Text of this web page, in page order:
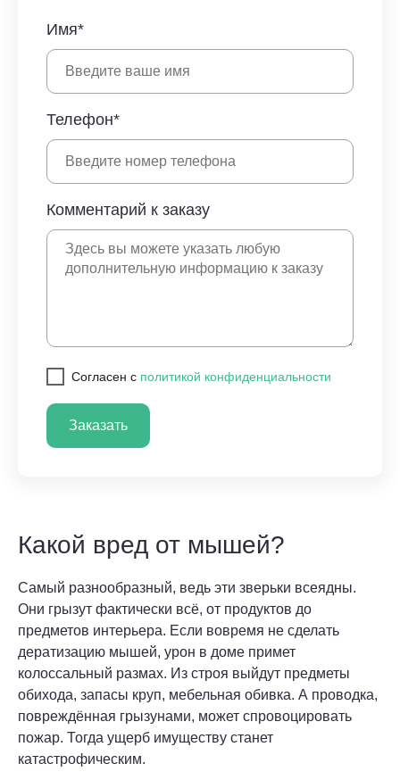
Имя*
Телефон*
Комментарий к заказу
Cогласен с политикой конфиденциальности
Заказать
Какой вред от мышей?
Самый разнообразный, ведь эти зверьки всеядны.
Они грызут фактически всё, от продуктов до
предметов интерьера. Если вовремя не сделать
дератизацию мышей, урон в доме примет
колоссальный размах. Из строя выйдут предметы
обихода, запасы круп, мебельная обивка. А проводка,
повреждённая грызунами, может спровоцировать
пожар. Тогда ущерб имуществу станет
катастрофическим.